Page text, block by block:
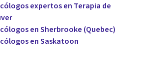
expertos en Terapia de
en Sherbrooke (Quebec)
en Saskatoon